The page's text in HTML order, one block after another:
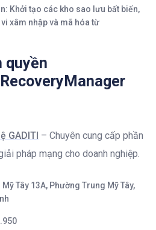
Khởi tạo các kho sao lưu bất biến,
xâm nhập và mã hóa từ
quyền
GADITI – Chuyên cung cấp phần
pháp mạng cho doanh nghiệp.
Tây 13A, Phường Trung Mỹ Tây,